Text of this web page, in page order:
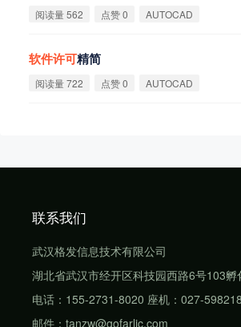
阅读量 562 点赞 0 AUTOCAD
软件许可精简
阅读量 722 点赞 0 AUTOCAD
联系我们
武汉格发信息技术有限公司
湖北省武汉市经开区科技园西路6号103孵
电话：155-2731-8020 座机：027-
邮件：tanzw@gofarlic.com